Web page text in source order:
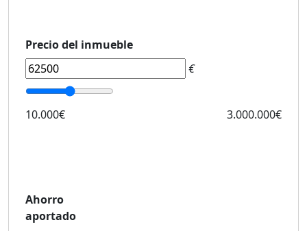
Precio del inmueble
€
10.000€ 3.000.000€
Ahorro
aportado